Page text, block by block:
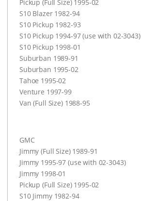
Pickup (Full Size) 1995-02
S10 Blazer 1982-94
S10 Pickup 1982-93
S10 Pickup 1994-97 (use with 02-3043)
S10 Pickup 1998-01
Suburban 1989-91
Suburban 1995-02
Tahoe 1995-02
Venture 1997-99
Van (Full Size) 1988-95
GMC
Jimmy (Full Size) 1989-91
Jimmy 1995-97 (use with 02-3043)
Jimmy 1998-01
Pickup (Full Size) 1995-02
S10 Jimmy 1982-94